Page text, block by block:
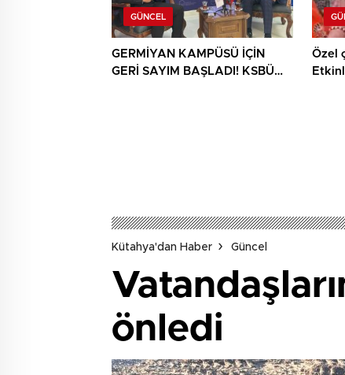
GÜNCEL
GERMİYAN KAMPÜSÜ İÇİN
GERİ SAYIM BAŞLADI! KSBÜ
Özel
Kütahya'dan Haber Güncel
önledi